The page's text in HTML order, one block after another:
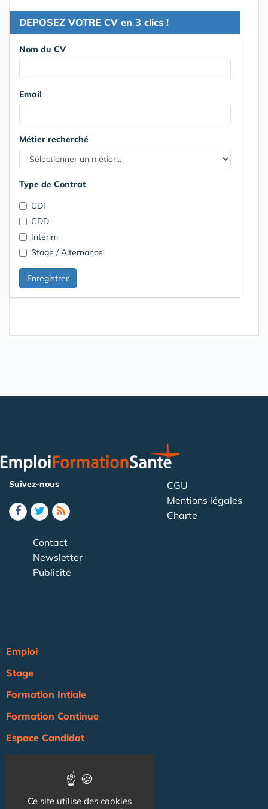
DEPOSEZ VOTRE CV en 3 clics !
Nom du CV
Email
Métier recherché
Type de Contrat
CDI
CDD
Intérim
Stage / Alternance
Suivez-nous
CGU
Mentions légales
Charte
Contact
Newsletter
Publicité
Emploi
Stage
Formation Intiale
Formation Continue
Espace Candidat
AgendaCe site utilise des cookies